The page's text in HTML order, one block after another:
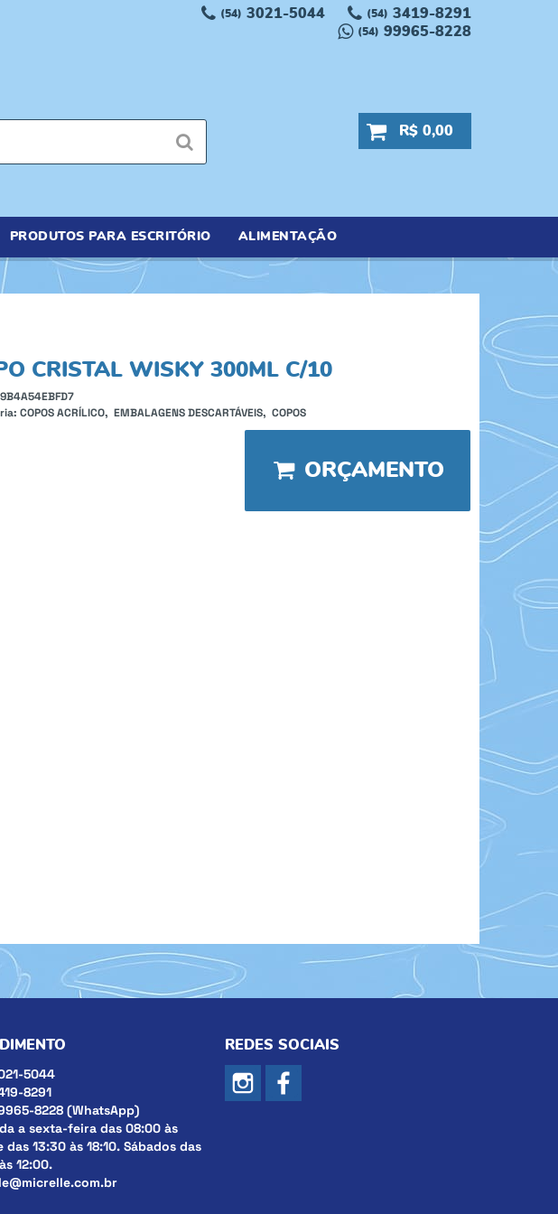
(54) 3021-5044 (54) 3419-8291
(54) 99965-8228
R$ 0,00
PRODUTOS PARA ESCRITÓRIO ALIMENTAÇÃO
CRISTAL WISKY 300ML C/10
COPOS ACRÍLICO EMBALAGENS DESCARTÁVEIS COPOS
ORÇAMENTO
5044
8291
8228 (WhatsApp)
a sexta-feira das 08:00 às
das 13:30 às 18:10. Sábados das
12:00.
REDES SOCIAIS